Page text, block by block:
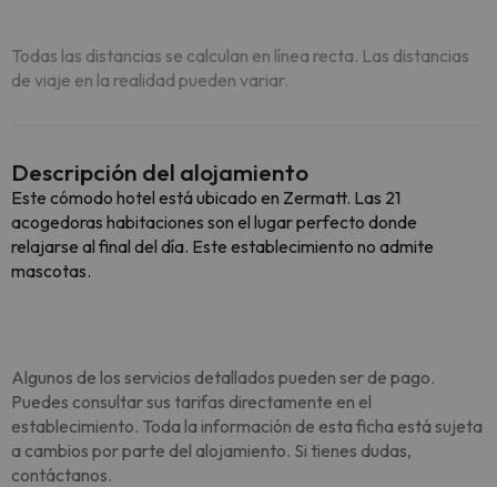
Todas las distancias se calculan en línea recta. Las distancias
de viaje en la realidad pueden variar.
Descripción del alojamiento
Este cómodo hotel está ubicado en Zermatt. Las 21
acogedoras habitaciones son el lugar perfecto donde
relajarse al final del día. Este establecimiento no admite
mascotas.
Algunos de los servicios detallados pueden ser de pago.
Puedes consultar sus tarifas directamente en el
establecimiento. Toda la información de esta ficha está sujeta
a cambios por parte del alojamiento. Si tienes dudas,
contáctanos.